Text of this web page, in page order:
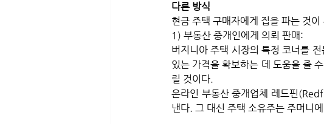
다른 방식
현금 주택 구매자에게 집을 파는 것
1) 부동산 중개인에게 의뢰 판매:
버지니아 주택 시장의 특정 코너를
있는 가격을 확보하는 데 도움을 줄
릴 것이다.
온라인 부동산 중개업체 레드핀
낸다. 그 대신 주택 소유주는 주머니